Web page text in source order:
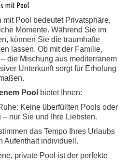
mit Pool
Pool bedeutet Privatsphäre,
Momente. Während Sie im
können Sie die traumhafte
lassen. Ob mit der Familie,
die Mischung aus mediterranem
Unterkunft sorgt für Erholung
Pool bietet Ihnen:
Keine überfüllten Pools oder
– nur Sie und Ihre Liebsten.
das Tempo Ihres Urlaubs
Aufenthalt individuell.
private Pool ist der perfekte